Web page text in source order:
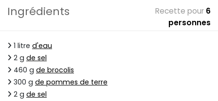
Ingrédients Recette pour 6
personnes
1 litre d'eau
2 g de sel
460 g de brocolis
300 g de pommes de terre
2 g de sel